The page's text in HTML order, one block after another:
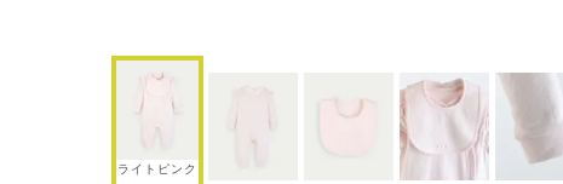
ライトピンク